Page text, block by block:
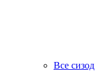
Все сизод